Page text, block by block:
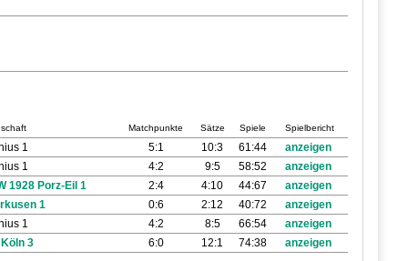
Matchpunkte Sätze Spiele Spielbericht
1 5:1 10:3 61:44
anzeigen
1 4:2 9:5 58:52
anzeigen
1928 Porz-Eil 1 2:4 4:10 44:67
anzeigen
1 0:6 2:12 40:72
anzeigen
1 4:2 8:5 66:54
anzeigen
3 6:0 12:1 74:38 anzeigen